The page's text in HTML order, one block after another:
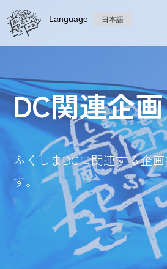
Language 日本語
DC関連企画
ふくしまDCに関連する企
す。